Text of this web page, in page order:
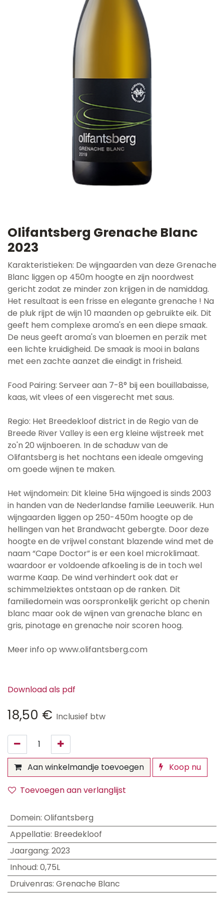
Olifantsberg Grenache Blanc
2023
Karakteristieken: De wijngaarden van deze Grenache
Blanc liggen op 450m hoogte en zijn noordwest
gericht zodat ze minder zon krijgen in de namiddag.
Het resultaat is een frisse en elegante grenache ! Na
de pluk rijpt de wijn 10 maanden op gebruikte eik. Dit
geeft hem complexe aroma's en een diepe smaak.
De neus geeft aroma's van bloemen en perzik met
een lichte kruidigheid. De smaak is mooi in balans
met een zachte aanzet die eindigt in frisheid.
Food Pairing: Serveer aan 7-8° bij een bouillabaisse,
kaas, wit vlees of een visgerecht met saus.
Regio: Het Breedekloof district in de Regio van de
Breede River Valley is een erg kleine wijstreek met
zo'n 20 wijnboeren. In de schaduw van de
Olifantsberg is het nochtans een ideale omgeving
om goede wijnen te maken.
Het wijndomein: Dit kleine 5Ha wijngoed is sinds 2003
in handen van de Nederlandse familie Leeuwerik. Hun
wijngaarden liggen op 250-450m hoogte op de
hellingen van het Brandwacht gebergte. Door deze
hoogte en de vrijwel constant blazende wind met de
naam “Cape Doctor” is er een koel microklimaat.
waardoor er voldoende afkoeling is de in toch wel
warme Kaap. De wind verhindert ook dat er
schimmelziektes ontstaan op de ranken. Dit
familiedomein was oorspronkelijk gericht op chenin
blanc maar ook de wijnen van grenache blanc en
gris, pinotage en grenache noir scoren hoog.
Meer info op www.olifantsberg.com
Download als pdf
18,50 € Inclusief btw
Aan winkelmandje toevoegen
Koop nu
Toevoegen aan verlanglijst
Domein: Olifantsberg
Appellatie: Breedekloof
Jaargang: 2023
Inhoud: 0,75L
Druivenras: Grenache Blanc